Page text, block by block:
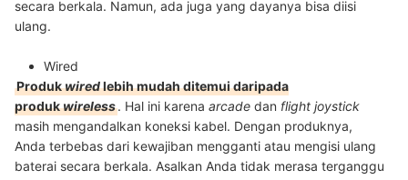
secara berkala. Namun, ada juga yang dayanya bisa diisi
ulang.
Wired
Produkwiredlebih mudah ditemui daripada
produkwireless. Hal ini karena arcade dan flight joystick
masih mengandalkan koneksi kabel. Dengan produknya,
Anda terbebas dari kewajiban mengganti atau mengisi ulang
baterai secara berkala. Asalkan Anda tidak merasa terganggu